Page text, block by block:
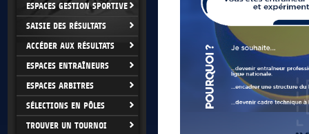
ESPACES GESTION SPORTIVE
SAISIE DES RÉSULTATS
ACCÉDER AUX RÉSULTATS
ESPACES ENTRAÎNEURS
ESPACES ARBITRES
SÉLECTIONS EN PÔLES
TROUVER UN TOURNOI